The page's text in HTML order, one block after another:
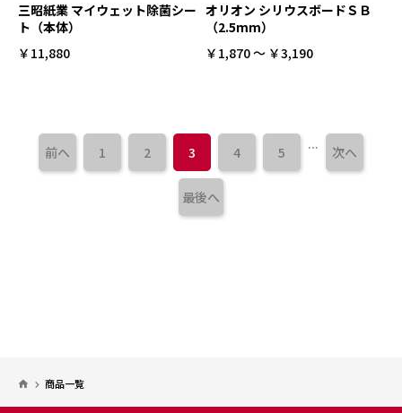
三昭紙業 マイウェット除菌シー
ト（本体）
￥11,880
オリオン シリウスボードＳＢ
（2.5mm）
￥1,870 ～ ￥3,190
前へ 1 2 3 4 5 ... 次へ
最後へ
商品一覧